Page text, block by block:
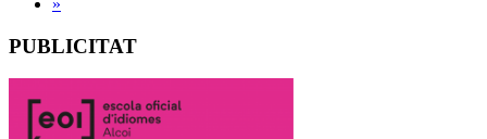
»
PUBLICITAT